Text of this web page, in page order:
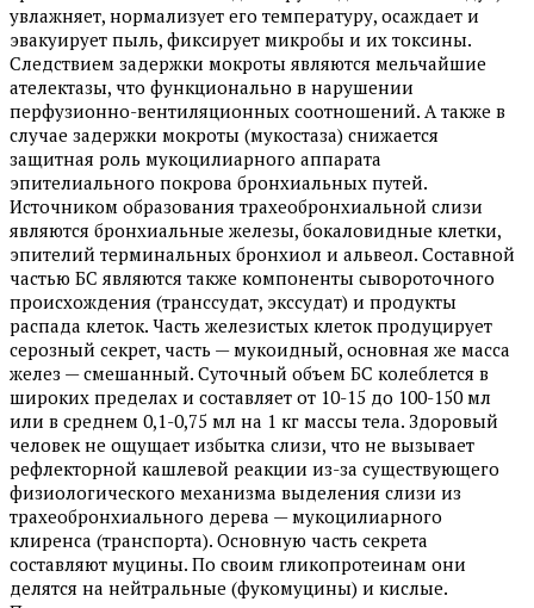
увлажняет, нормализует его температуру, осаждает и
эвакуирует пыль, фиксирует микробы и их токсины.
Следствием задержки мокроты являются мельчайшие
ателектазы, что функционально в нарушении
перфузионно-вентиляционных соотношений. А также в
случае задержки мокроты (мукостаза) снижается
защитная роль мукоцилиарного аппарата
эпителиального покрова бронхиальных путей.
Источником образования трахеобронхиальной слизи
являются бронхиальные железы, бокаловидные клетки,
эпителий терминальных бронхиол и альвеол. Составной
частью БС являются также компоненты сывороточного
происхождения (транссудат, экссудат) и продукты
распада клеток. Часть железистых клеток продуцирует
серозный секрет, часть — мукоидный, основная же масса
желез — смешанный. Суточный объем БС колеблется в
широких пределах и составляет от 10-15 до 100-150 мл
или в среднем 0,1-0,75 мл на 1 кг массы тела. Здоровый
человек не ощущает избытка слизи, что не вызывает
рефлекторной кашлевой реакции из-за существующего
физиологического механизма выделения слизи из
трахеобронхиального дерева — мукоцилиарного
клиренса (транспорта). Основную часть секрета
составляют муцины. По своим гликопротеинам они
делятся на нейтральные (фукомуцины) и кислые.